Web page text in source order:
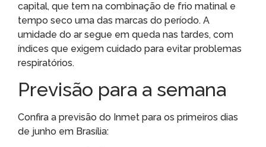
capital, que tem na combinação de frio matinal e
tempo seco uma das marcas do período. A
umidade do ar segue em queda nas tardes, com
índices que exigem cuidado para evitar problemas
respiratórios.
Previsão para a semana
Confira a previsão do Inmet para os primeiros dias
de junho em Brasília: